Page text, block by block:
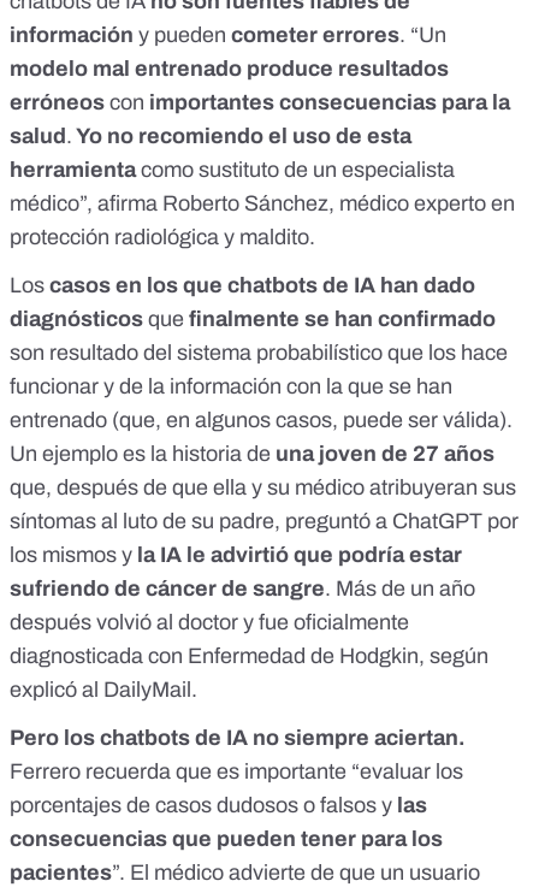
información y pueden cometer errores. “Un
modelo mal entrenado produce resultados
erróneos con importantes consecuencias para la
salud . Yo no recomiendo el uso de esta
herramientacomo sustituto de un especialista
médico”, afirma Roberto Sánchez, médico experto en
protección radiológica y maldito.
Los casos en los que chatbots de IA han dado
diagnósticos que finalmente se han confirmado
son resultado del sistema probabilístico que los hace
funcionar y de la información con la que se han
entrenado (que, en algunos casos, puede ser válida).
Un ejemplo es la historia de una joven de 27 años
que, después de que ella y su médico atribuyeran sus
síntomas al luto de su padre, preguntó a ChatGPT por
los mismos y la IA le advirtió que podría estar
sufriendo de cáncer de sangre. Más de un año
después volvió al doctor y fue oficialmente
diagnosticada con Enfermedad de Hodgkin, según
explicó al DailyMail .
Pero los chatbots de IA no siempre aciertan.
Ferrero recuerda que es importante “evaluar los
porcentajes de casos dudosos o falsos y las
consecuencias que pueden tener para los
pacientes”. El médico advierte de que un usuario